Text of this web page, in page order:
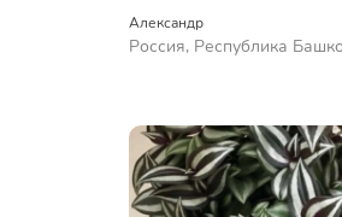
Александр
Россия, Республика